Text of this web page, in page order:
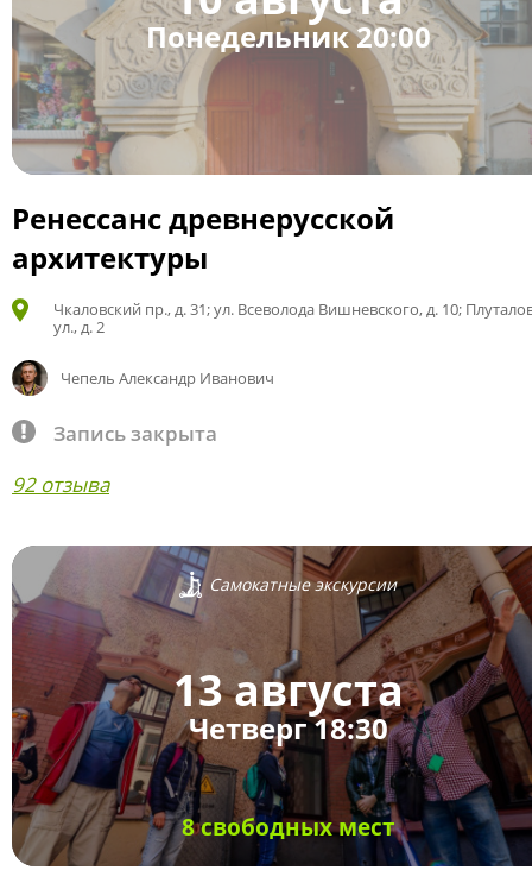
Понедельник 20:00
Ренессанс древнерусской
архитектуры
Чкаловский пр., д. 31; ул. Всеволода Вишневского, д. 10;
ул., д. 2
Чепель Александр Иванович
Запись закрыта
92 отзыва
Самокатные экскурсии
13 августа
Четверг 18:30
8 свободных мест